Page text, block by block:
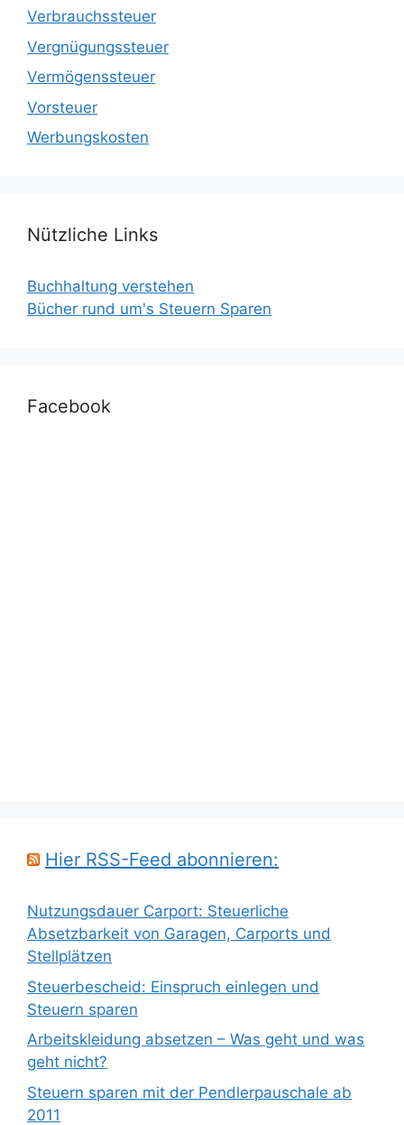
Verbrauchssteuer
Vergnügungssteuer
Vermögenssteuer
Vorsteuer
Werbungskosten
Nützliche Links
Buchhaltung verstehen
Bücher rund um's Steuern Sparen
Facebook
Hier RSS-Feed abonnieren:
Nutzungsdauer Carport: Steuerliche
Absetzbarkeit von Garagen, Carports und
Stellplätzen
Steuerbescheid: Einspruch einlegen und
Steuern sparen
Arbeitskleidung absetzen – Was geht und was
geht nicht?
Steuern sparen mit der Pendlerpauschale ab
2011